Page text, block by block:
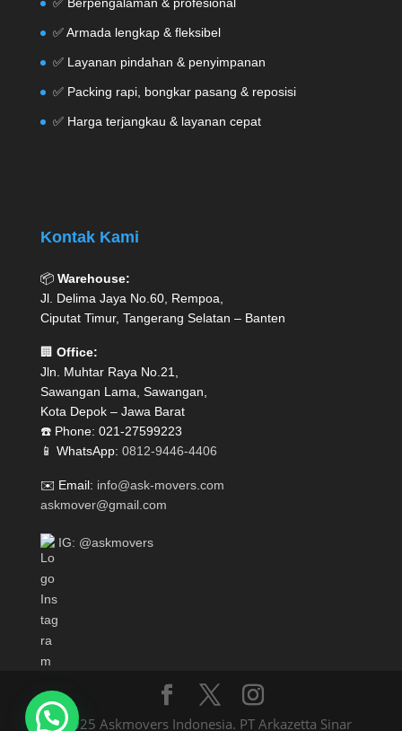
✅ Armada lengkap & fleksibel
✅ Layanan pindahan & penyimpanan
✅ Packing rapi, bongkar pasang & reposisi
✅ Harga terjangkau & layanan cepat
Kontak Kami
📦 Warehouse:
Jl. Delima Jaya No.60, Rempoa,
Ciputat Timur, Tangerang Selatan – Banten
🏢 Office:
Jln. Muhtar Raya No.21,
Sawangan Lama, Sawangan,
Kota Depok – Jawa Barat
☎️ Phone: 021-27599223
📱 WhatsApp: 0812-9446-4406
✉️ Email: info@ask-movers.com
askmover@gmail.com
IG: @askmovers
© 2025 Askmovers Indonesia. PT Arkazetta Sinar